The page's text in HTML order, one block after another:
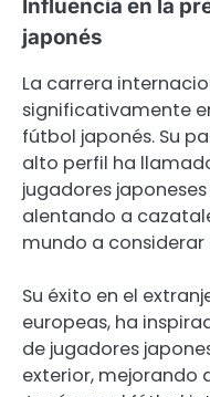
Influencia en la
japonés
La carrera
significativamente
fútbol japonés. Su
alto perfil ha
jugadores
alentando a
mundo a
Su éxito en el
europeas, ha
de jugadores
exterior, mejorando